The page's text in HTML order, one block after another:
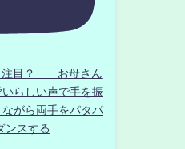
注目？ お母さん
らしい声で手を振
がら両手をパタパ
ンスする